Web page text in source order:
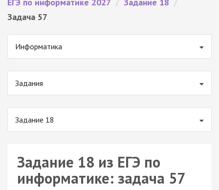
Задача 57
Информатика
Задания
Задание 18
Задание 18 из ЕГЭ по
информатике: задача 57